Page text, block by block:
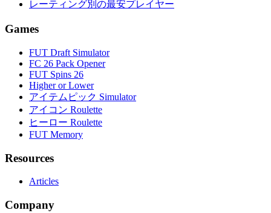
レーティング別の最安プレイヤー
Games
FUT Draft Simulator
FC 26 Pack Opener
FUT Spins 26
Higher or Lower
アイテムピック Simulator
アイコン Roulette
ヒーロー Roulette
FUT Memory
Resources
Articles
Company